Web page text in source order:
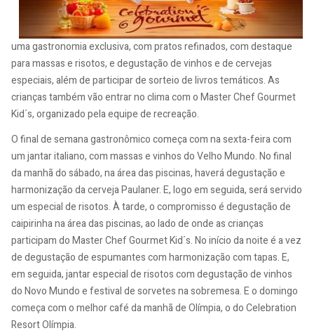
uma gastronomia exclusiva, com pratos refinados, com destaque
para massas e risotos, e degustação de vinhos e de cervejas
especiais, além de participar de sorteio de livros temáticos. As
crianças também vão entrar no clima com o Master Chef Gourmet
Kid´s, organizado pela equipe de recreação.
O final de semana gastronômico começa com na sexta-feira com
um jantar italiano, com massas e vinhos do Velho Mundo. No final
da manhã do sábado, na área das piscinas, haverá degustação e
harmonização da cerveja Paulaner. E, logo em seguida, será servido
um especial de risotos. À tarde, o compromisso é degustação de
caipirinha na área das piscinas, ao lado de onde as crianças
participam do Master Chef Gourmet Kid´s. No início da noite é a vez
de degustação de espumantes com harmonização com tapas. E,
em seguida, jantar especial de risotos com degustação de vinhos
do Novo Mundo e festival de sorvetes na sobremesa. E o domingo
começa com o melhor café da manhã de Olímpia, o do Celebration
Resort Olímpia.